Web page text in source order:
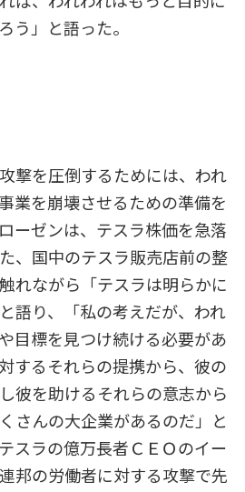
う」と語った。
撃を圧倒するためには、われ
業を崩壊させるための準備を
ーゼンは、テスラ株価を急落
、国中のテスラ販売店前の整
れながら「テスラは明らかに
語り、「私の考えだが、われ
目標を見つけ続ける必要があ
するそれらの提携から、彼の
彼を助けるそれらの意志から
さんの大企業があるのだ」と
スラの億万長者ＣＥＯのイー
邦の労働者に対する攻撃で先